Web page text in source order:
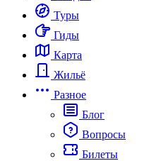
Туры
Гиды
Карта
Жильё
Разное
Блог
Вопросы
Билеты